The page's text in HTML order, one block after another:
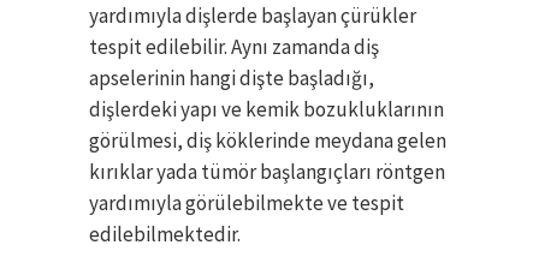
yardımıyla dişlerde başlayan çürükler
tespit edilebilir. Aynı zamanda diş
apselerinin hangi dişte başladığı,
dişlerdeki yapı ve kemik bozukluklarının
görülmesi, diş köklerinde meydana gelen
kırıklar yada tümör başlangıçları röntgen
yardımıyla görülebilmekte ve tespit
edilebilmektedir.